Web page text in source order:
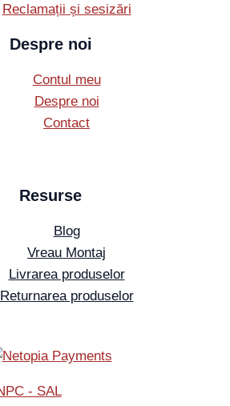
Reclamații și sesizări
Despre noi
Contul meu
Despre noi
Contact
Resurse
Blog
Vreau Montaj
Livrarea produselor
Returnarea produselor